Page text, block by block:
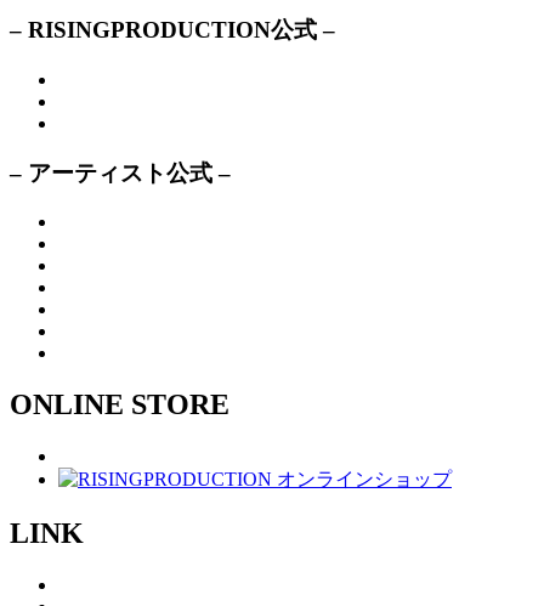
– RISINGPRODUCTION公式 –
– アーティスト公式 –
ONLINE STORE
LINK